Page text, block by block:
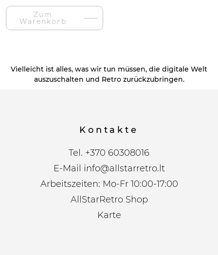
Šachmatai-
Menge
Zum
Warenkorb
Vielleicht ist alles, was wir tun müssen, die digitale Welt
auszuschalten und Retro zurückzubringen.
Kontakte
Tel. +370 60308016
E-Mail info@allstarretro.lt
Arbeitszeiten: Mo-Fr 10:00-17:00
AllStarRetro Shop
Karte